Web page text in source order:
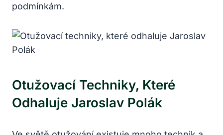
podmínkám.
Otužovací‍ Techniky, Které
Odhaluje Jaroslav Polák